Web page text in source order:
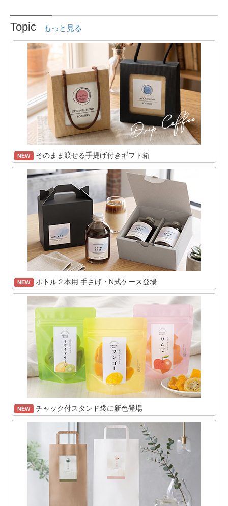
Topic もっと見る
NEW そのまま渡せる手提げ付きギフト箱
NEW ボトル２本用 手さげ・N式ケース登場
NEW チャック付スタンド袋に新色登場